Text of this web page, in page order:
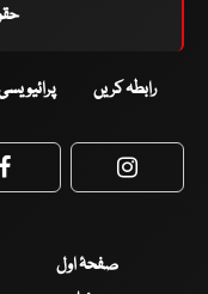
رابطہ کریں
Facebook
صفحۂ اول